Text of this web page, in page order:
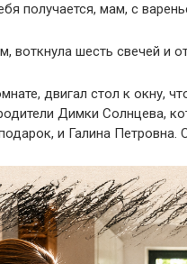
получается, мам, с
воткнула шесть свечей и
двигал стол к окну,
Димки Солнцева,
и Галина Петровна.